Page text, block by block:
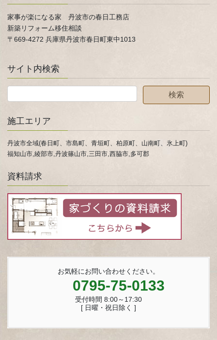
家事が楽になる家 丹波市の春日工務店
新築リフォーム移住相談
〒669-4272 兵庫県丹波市春日町東中1013
サイト内検索
施工エリア
丹波市全域(春日町、市島町、青垣町、柏原町、山南町、氷上町)
福知山市,綾部市,丹波篠山市,三田市,西脇市,多可郡
資料請求
お気軽にお問い合わせください。
0795-75-0133
受付時間 8:00～17:30
[ 日曜・祝日除く ]